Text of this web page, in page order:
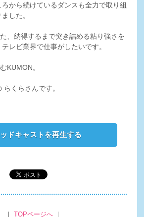
から続けているダンスも全力で取り組
した。
、納得するまで突き詰める粘り強さを
レビ業界で仕事がしたいです。
KUMON。
くらさんです。
ドキャストを再生する
｜ TOPページへ｜